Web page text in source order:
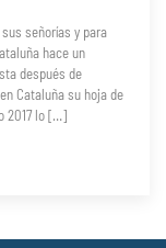
señorías y para
hace un
después de
Cataluña su hoja de
2017 lo […]